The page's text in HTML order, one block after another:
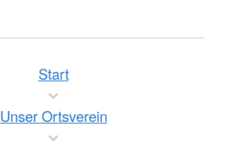
Start
Unser Ortsverein